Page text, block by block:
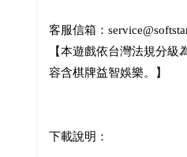
客服信箱：
【本遊戲依台灣法規分級
容含棋牌益智娛樂。】
下載說明：